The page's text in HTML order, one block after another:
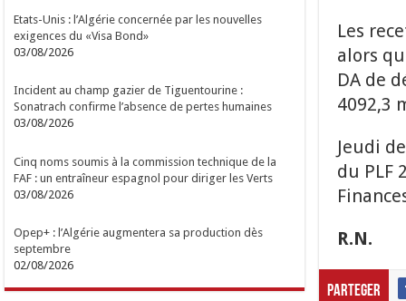
Les
alors
DA de
4092,3
Jeudi
du PLF
R.N.
Parteger
Etats-Unis : l’Algérie concernée par les nouvelles
exigences du «Visa Bond»
03/08/2026
Incident au champ gazier de Tiguentourine :
Sonatrach confirme l’absence de pertes humaines
03/08/2026
Cinq noms soumis à la commission technique de la
FAF : un entraîneur espagnol pour diriger les Verts
03/08/2026
Opep+ : l’Algérie augmentera sa production dès
septembre
02/08/2026